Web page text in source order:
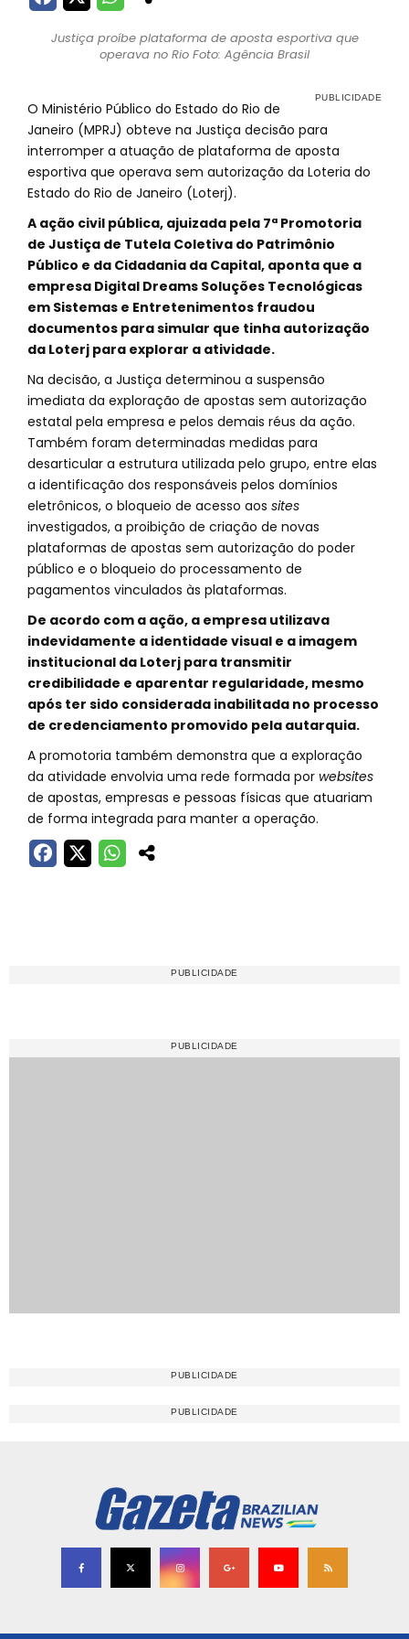
Justiça proíbe plataforma de aposta esportiva que
operava no Rio Foto: Agência Brasil
O Ministério Público do Estado do Rio de
Janeiro (MPRJ) obteve na Justiça decisão para
interromper a atuação de plataforma de aposta
esportiva que operava sem autorização da Loteria do
Estado do Rio de Janeiro (Loterj).
A ação civil pública, ajuizada pela 7ª Promotoria
de Justiça de Tutela Coletiva do Patrimônio
Público e da Cidadania da Capital, aponta que a
empresa Digital Dreams Soluções Tecnológicas
em Sistemas e Entretenimentos fraudou
documentos para simular que tinha autorização
da Loterj para explorar a atividade.
Na decisão, a Justiça determinou a suspensão
imediata da exploração de apostas sem autorização
estatal pela empresa e pelos demais réus da ação.
Também foram determinadas medidas para
desarticular a estrutura utilizada pelo grupo, entre elas
a identificação dos responsáveis pelos domínios
eletrônicos, o bloqueio de acesso aos sites
investigados, a proibição de criação de novas
plataformas de apostas sem autorização do poder
público e o bloqueio do processamento de
pagamentos vinculados às plataformas.
De acordo com a ação, a empresa utilizava
indevidamente a identidade visual e a imagem
institucional da Loterj para transmitir
credibilidade e aparentar regularidade, mesmo
após ter sido considerada inabilitada no processo
de credenciamento promovido pela autarquia.
A promotoria também demonstra que a exploração
da atividade envolvia uma rede formada por websites
de apostas, empresas e pessoas físicas que atuariam
de forma integrada para manter a operação.